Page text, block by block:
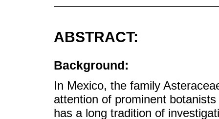
ABSTRACT:
Background:
In Mexico, the family
attention of prominent
has a long tradition of